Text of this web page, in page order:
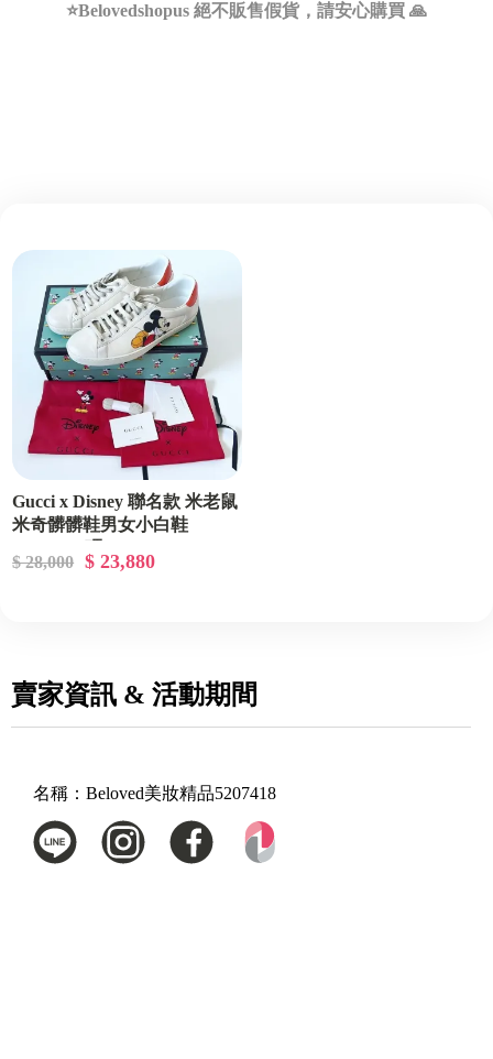
⭐️Belovedshopus 絕不販售假貨，請安心購買 🙏
Gucci x Disney 聯名款 米老鼠
米奇髒髒鞋男女小白鞋
$ 28,000 $ 23,880
賣家資訊 & 活動期間
名稱： Beloved美妝精品5207418